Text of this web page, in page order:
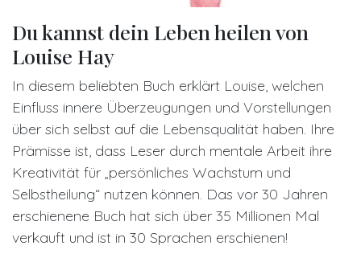
Du kannst dein Leben heilen von
Louise Hay
In diesem beliebten Buch erklärt Louise, welchen
Einfluss innere Überzeugungen und Vorstellungen
über sich selbst auf die Lebensqualität haben. Ihre
Prämisse ist, dass Leser durch mentale Arbeit ihre
Kreativität für „persönliches Wachstum und
Selbstheilung“ nutzen können. Das vor 30 Jahren
erschienene Buch hat sich über 35 Millionen Mal
verkauft und ist in 30 Sprachen erschienen!